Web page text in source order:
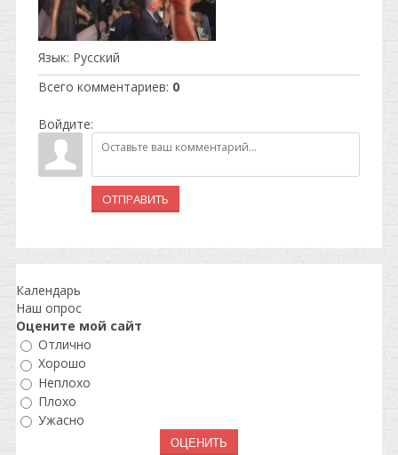
Язык: Русский
Всего комментариев: 0
Войдите:
ОТПРАВИТЬ
Календарь
Наш опрос
Оцените мой сайт
Отлично
Хорошо
Неплохо
Плохо
Ужасно